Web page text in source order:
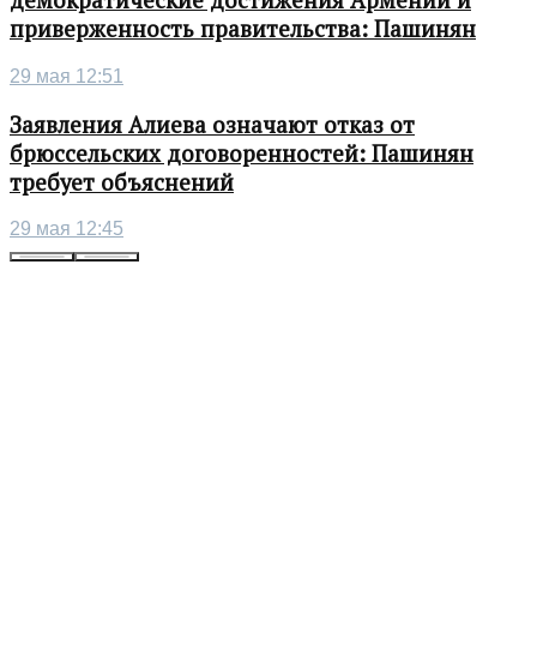
приверженность правительства: Пашинян
29 мая 12:51
Заявления Алиева означают отказ от
брюссельских договоренностей: Пашинян
требует объяснений
29 мая 12:45